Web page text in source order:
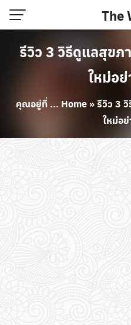
Skip
to
content
The
รีวิว 3 วิธีดูแลสุขภ
ใหม่อ
คุณอยู่ที่ ... Home »รีวิว 3
ใหม่อ